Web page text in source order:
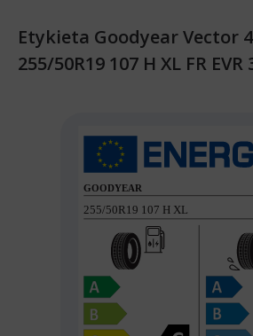
Etykieta Goodyear Vector
255/50R19 107 H XL FR EVR